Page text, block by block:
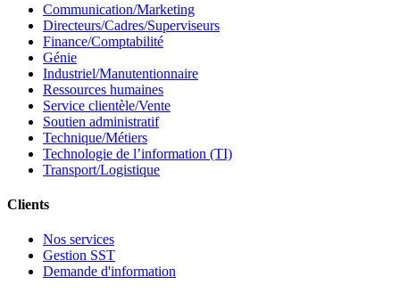
Communication/Marketing
Directeurs/Cadres/Superviseurs
Finance/Comptabilité
Génie
Industriel/Manutentionnaire
Ressources humaines
Service clientèle/Vente
Soutien administratif
Technique/Métiers
Technologie de l’information (TI)
Transport/Logistique
Clients
Nos services
Gestion SST
Demande d'information